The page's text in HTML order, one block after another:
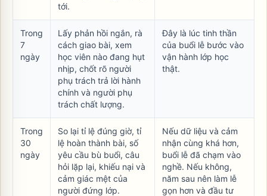
tới.
Trong
7
ngày
Lấy phản hồi ngắn, rà
cách giao bài, xem
học viên nào đang hụt
nhịp, chốt rõ người
phụ trách trả lời hành
chính và người phụ
trách chất lượng.
Đây là lúc tinh thần
của buổi lễ bước vào
vận hành lớp học
thật.
Trong
30
ngày
So lại tỉ lệ đúng giờ, tỉ
lệ hoàn thành bài, số
yêu cầu bù buổi, câu
hỏi lặp lại, khiếu nại và
cảm giác mệt của
người đứng lớp.
Nếu dữ liệu và cảm
nhận cùng khá hơn,
buổi lễ đã chạm vào
nghề. Nếu không,
năm sau nên làm lễ
gọn hơn và đầu tư